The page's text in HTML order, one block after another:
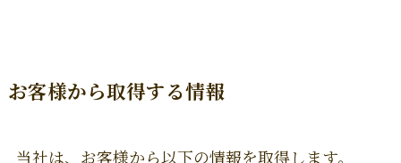
お客様から取得する情報
当社は、お客様から以下の情報を取得します。